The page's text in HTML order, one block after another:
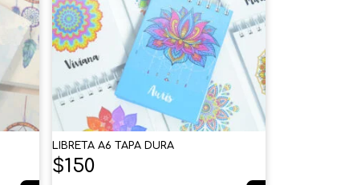
LIBRETA A6 TAPA DURA
$150